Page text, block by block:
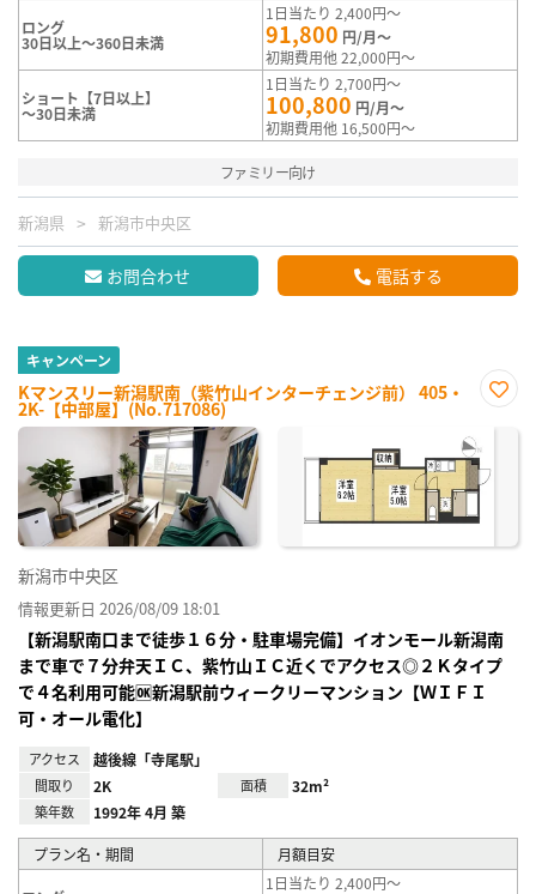
ロング
30日以上～360日未満
1日当たり 2,400円～
91,800 円/月～
初期費用他 22,000円～
ショート【7日以上】
～30日未満
1日当たり 2,700円～
100,800 円/月～
初期費用他 16,500円～
ファミリー向け
新潟県 新潟市中央区
お問合わせ 電話する
キャンペーン
Kマンスリー新潟駅南（紫竹山インターチェンジ前） 405・
2K-【中部屋】(No.717086)
に入
録
新潟市中央区
情報更新日 2026/08/09 18:01
【新潟駅南口まで徒歩１６分・駐車場完備】イオンモール新潟南
まで車で７分弁天ＩＣ、紫竹山ＩＣ近くでアクセス◎２Ｋタイプ
で４名利用可能🆗新潟駅前ウィークリーマンション【ＷＩＦＩ
可・オール電化】
アクセス 越後線「寺尾駅」
間取り 2K 面積 32m²
築年数 1992年 4月 築
プラン名・期間 月額目安
1日当たり 2,400円～